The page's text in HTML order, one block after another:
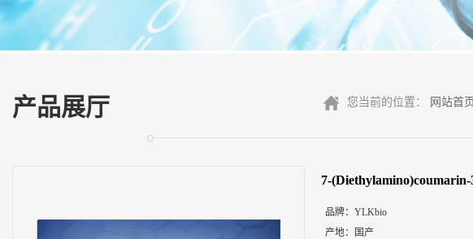
荣
誉
方
式
产品展厅 您当前的位置： 网站首页
7-
品牌： YLKbio
产地：
国产